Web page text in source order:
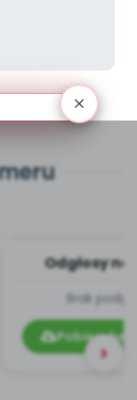
Odgłosy na
Brak
Pobierz